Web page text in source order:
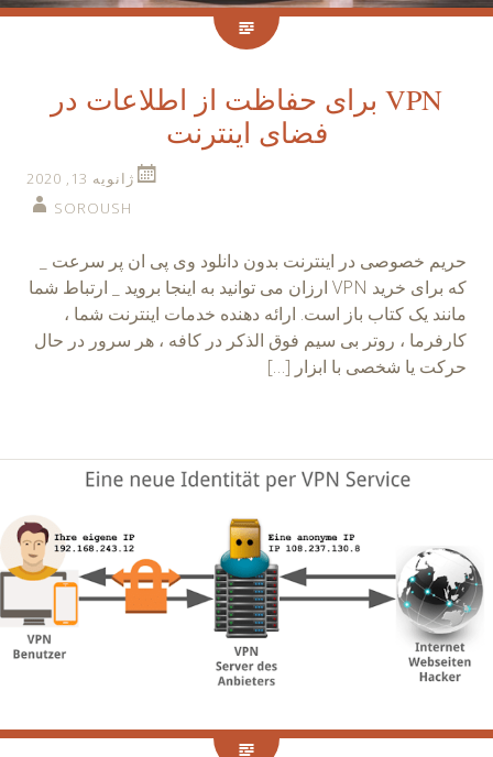
VPN برای حفاظت از اطلاعات در
فضای اینترنت
ژانویه 13, 2020
SOROUSH
حریم خصوصی در اینترنت بدون دانلود وی پی ان پر سرعت _
که برای خرید VPN ارزان می توانید به اینجا بروید _ ارتباط شما
مانند یک کتاب باز است. ارائه دهنده خدمات اینترنت شما ،
کارفرما ، روتر بی سیم فوق الذکر در کافه ، هر سرور در حال
حرکت یا شخصی با ابزار […]